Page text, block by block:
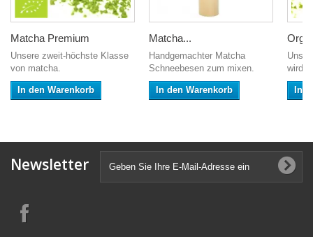
Matcha Premium
Unsere zweit-höchste Klasse
von matcha.
In den Warenkorb
Matcha...
Handgemachter Matcha
Schneebesen zum mixen.
In den Warenkorb
wird
In
Newsletter